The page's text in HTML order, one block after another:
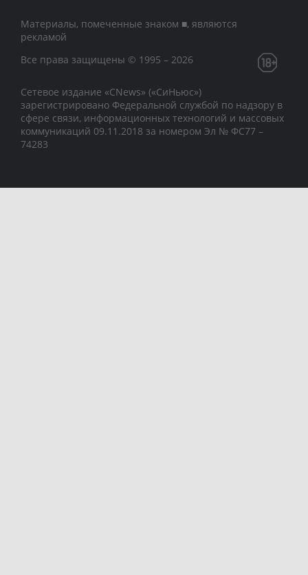
Материалы, помеченные знаком ■, являются
рекламой
Все права защищены © 1995 – 2026
Сетевое издание «CNews» («СиНьюс»)
зарегистрировано Федеральной службой по надзору в
сфере связи, информационных технологий и массовых
коммуникаций 09.11.2018 за номером Эл № ФС77 –
74283